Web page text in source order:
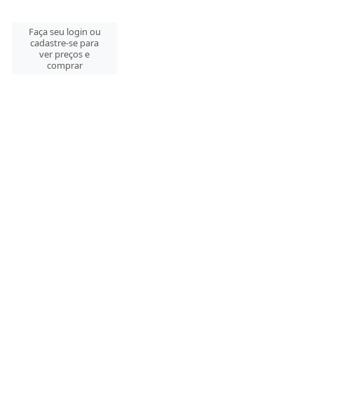
Faça seu login ou
cadastre-se para
ver preços e
comprar